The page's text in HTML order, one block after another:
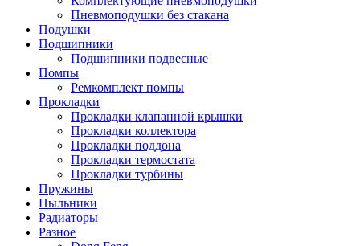
Пневмоподушки без стакана
Подушки
Подшипники
Подшипники подвесные
Помпы
Ремкомплект помпы
Прокладки
Прокладки клапанной крышки
Прокладки коллектора
Прокладки поддона
Прокладки термостата
Прокладки турбины
Пружины
Пыльники
Радиаторы
Разное